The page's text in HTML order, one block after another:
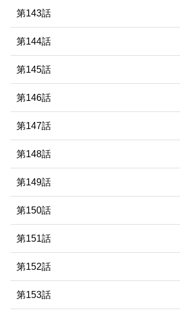
第143話
第144話
第145話
第146話
第147話
第148話
第149話
第150話
第151話
第152話
第153話